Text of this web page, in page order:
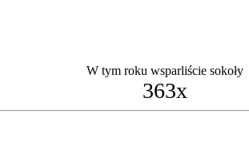
W tym roku wsparliście sokoły
363x